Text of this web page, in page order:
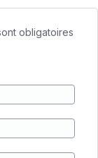
obligatoires